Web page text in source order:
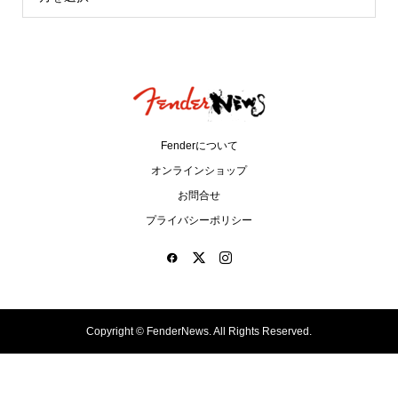
Fenderについて
オンラインショップ
お問合せ
プライバシーポリシー
Copyright © FenderNews. All Rights Reserved.